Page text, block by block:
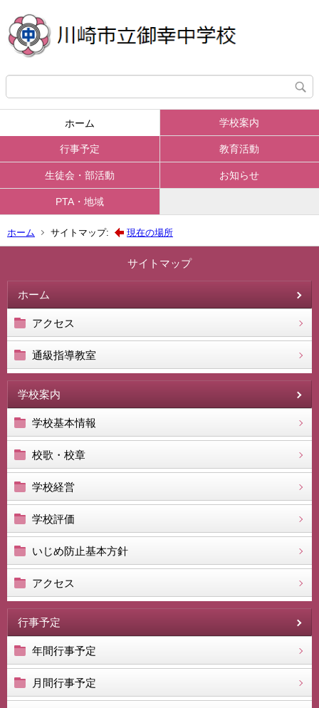
ホーム 学校案内
行事予定 教育活動
生徒会・部活動 お知らせ
PTA・地域
ホーム サイトマップ: 現在の場所
サイトマップ
ホーム
アクセス
通級指導教室
学校案内
学校基本情報
校歌・校章
学校経営
学校評価
いじめ防止基本方針
アクセス
行事予定
年間行事予定
月間行事予定